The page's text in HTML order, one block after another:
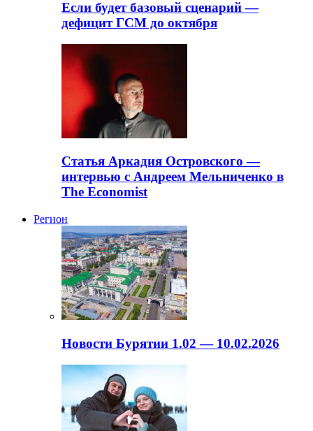
Если будет базовый сценарий —
дефицит ГСМ до октября
Статья Аркадия Островского —
интервью с Андреем Мельниченко в
The Economist
Регион
Новости Бурятии 1.02 — 10.02.2026